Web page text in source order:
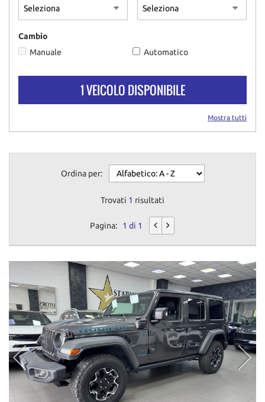
Cambio
Manuale
Automatico
1 VEICOLO DISPONIBILE
Mostra tutti
Ordina per:
Trovati 1 risultati
Pagina: 1 di 1